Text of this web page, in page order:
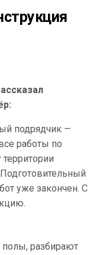
подрядчик —
работы по
территории
уже закончен. С
полы, разбирают